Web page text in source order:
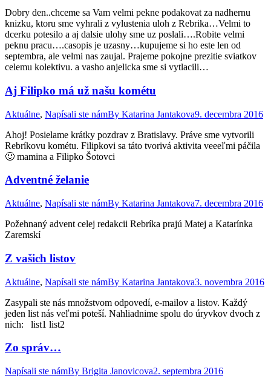
Dobry den..chceme sa Vam velmi pekne podakovat za nadhernu
knizku, ktoru sme vyhrali z vylustenia uloh z Rebrika…Velmi to
dcerku potesilo a aj dalsie ulohy sme uz poslali….Robite velmi
peknu pracu….casopis je uzasny…kupujeme si ho este len od
septembra, ale velmi nas zaujal. Prajeme pokojne prezitie sviatkov
celemu kolektivu. a vasho anjelicka sme si vytlacili…
Aj Filipko má už našu kométu
Aktuálne, Napísali ste námBy Katarina Jantakova9. decembra 2016
Ahoj! Posielame krátky pozdrav z Bratislavy. Práve sme vytvorili
Rebríkovu kométu. Filipkovi sa táto tvorivá aktivita veeeľmi páčila
🙂 mamina a Filipko Šotovci
Adventné želanie
Aktuálne, Napísali ste námBy Katarina Jantakova7. decembra 2016
Požehnaný advent celej redakcii Rebríka prajú Matej a Katarínka
Zaremskí
Z vašich listov
Aktuálne, Napísali ste námBy Katarina Jantakova3. novembra 2016
Zasypali ste nás množstvom odpovedí, e-mailov a listov. Každý
jeden list nás veľmi poteší. Nahliadnime spolu do úryvkov dvoch z
nich: list1 list2
Zo správ…
Napísali ste námBy Brigita Janovicova2. septembra 2016